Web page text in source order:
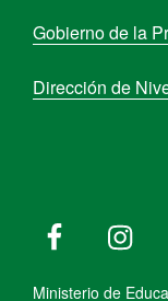
Gobierno de la
Dirección de
Ministerio de